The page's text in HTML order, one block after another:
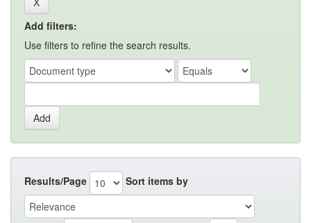
Add filters:
Use filters to refine the search results.
Results/Page Sort items by